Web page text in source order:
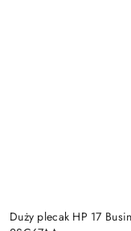
Duży plecak HP 17